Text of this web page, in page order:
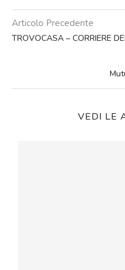
Articolo Precedente
TROVOCASA – CORRIERE
VEDI LE